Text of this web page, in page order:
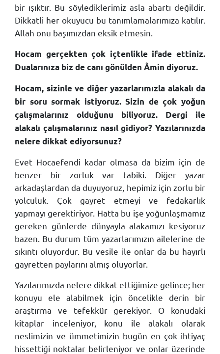
bir ışıktır. Bu söylediklerimiz asla abartı değildir.
Dikkatli her okuyucu bu tanımlamalarımıza katılır.
Allah onu başımızdan eksik etmesin.
Hocam gerçekten çok içtenlikle ifade ettiniz.
Dualarınıza biz de canı gönülden Âmin diyoruz.
Hocam, sizinle ve diğer yazarlarımızla alakalı da
bir soru sormak istiyoruz. Sizin de çok yoğun
çalışmalarınız olduğunu biliyoruz. Dergi ile
alakalı çalışmalarınız nasıl gidiyor? Yazılarınızda
nelere dikkat ediyorsunuz?
Evet Hocaefendi kadar olmasa da bizim için de
benzer bir zorluk var tabiki. Diğer yazar
arkadaşlardan da duyuyoruz, hepimiz için zorlu bir
yolculuk. Çok gayret etmeyi ve fedakarlık
yapmayı gerektiriyor. Hatta bu işe yoğunlaşmamız
gereken günlerde dünyayla alakamızı kesiyoruz
bazen. Bu durum tüm yazarlarımızın ailelerine de
sıkıntı oluyordur. Bu vesile ile onlar da bu hayırlı
gayretten paylarını almış oluyorlar.
Yazılarımızda nelere dikkat ettiğimize gelince; her
konuyu ele alabilmek için öncelikle derin bir
araştırma ve tefekkür gerekiyor. O konudaki
kitaplar inceleniyor, konu ile alakalı olarak
neslimizin ve ümmetimizin bugün en çok ihtiyaç
hissettiği noktalar belirleniyor ve onlar üzerinde